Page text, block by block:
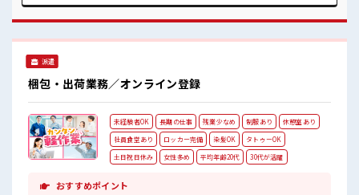
しちゃおう！ 職場にはロッカー完備！ 私物の置きすぎには注
意が必要ですね★
派遣
梱包・出荷業務／オンライン登録
未経験者OK 長期の仕事 残業少なめ 制服あり
休憩室あり
社員食堂あり
ロッカー完備 染髪OK
タトゥーOK
土日祝日休み
女性多め 平均年齢20代 30代が活躍
おすすめポイント